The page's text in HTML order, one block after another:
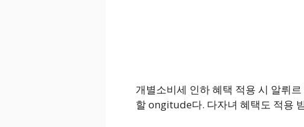
개별소비세 인하 혜택 적용 시 알뤼
할 ongitude다. 다자녀 혜택도 적용